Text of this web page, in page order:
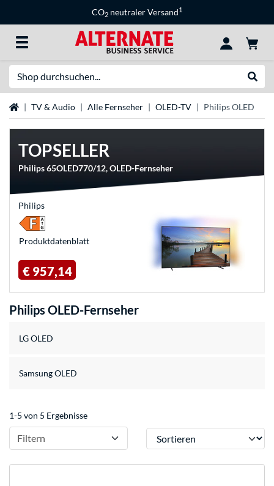
CO2 neutraler Versand1
StartseiteTV & Audio Alle Fernseher OLED-TV Philips OLED
TOPSELLER
Philips 65OLED770/12, OLED-Fernseher
Philips
Produkt­datenblatt
€ 957,14
Philips OLED-Fernseher
LG OLED
Samsung OLED
1-5 von 5 Ergebnisse
Filtern Sortieren